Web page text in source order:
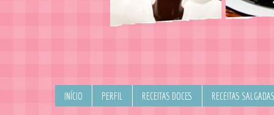
INÍCIO PERFIL RECEITAS DOCES RECEITAS SALGADAS